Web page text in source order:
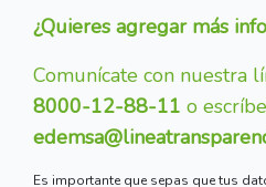
¿Quieres agregar más
Comunícate con nuestra
8000-12-88-11 o
Es importante que sepas que tus